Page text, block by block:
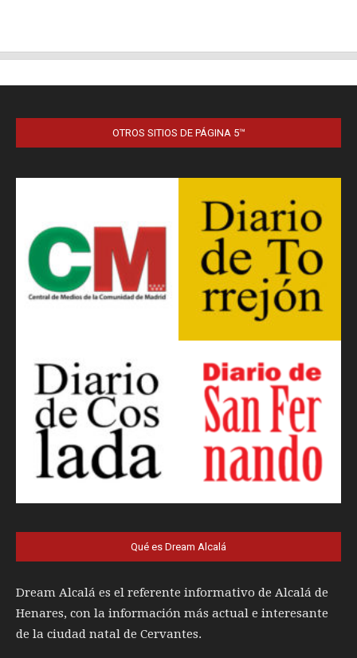
OTROS SITIOS DE PÁGINA 5™
Qué es Dream Alcalá
Dream Alcalá es el referente informativo de Alcalá de
Henares, con la información más actual e interesante
de la ciudad natal de Cervantes.